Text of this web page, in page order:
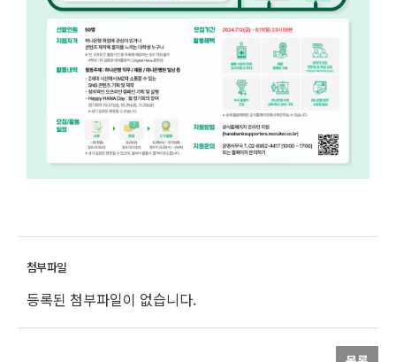
등록된 첨부파일이 없습니다.